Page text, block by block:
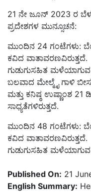
21 ನೇ ಜೂನ್ 2023 ರ
ಪ್ರದೇಶಗಳ ಮುನ್ಸೂಚನೆ:
ಮುಂದಿನ 24 ಗಂಟೆಗಳು:
ಕವಿದ
ಗುಡುಗುಸಹಿತ ಮಳೆಯಾಗುವ
ಬಲವಾದ ಮೇಲ್ಮೈ ಗಾಳಿ
ಮತ್ತು ಕನಿಷ್ಠ ಉಷ್ಣಾಂಶ 21
ಸಾಧ್ಯತೆಗಳಿರುತ್ತದೆ.
ಮುಂದಿನ 48 ಗಂಟೆಗಳು:
ಕವಿದ
ಗುಡುಗುಸಹಿತ ಮಳೆಯಾಗುವ
Published On: 21
English Summary: